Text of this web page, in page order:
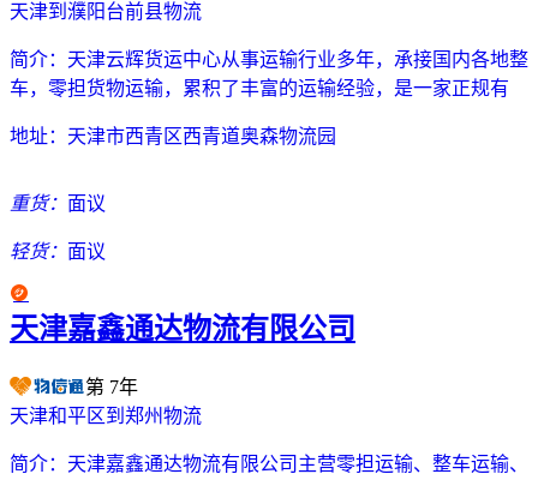
天津到濮阳台前县物流
简介： 天津云辉货运中心从事运输行业多年，承接国内各地整
车，零担货物运输，累积了丰富的运输经验，是一家正规有
地址： 天津市西青区西青道奥森物流园
重货： 面议
轻货： 面议
天津嘉鑫通达物流有限公司
第 7年
天津和平区到郑州物流
简介： 天津嘉鑫通达物流有限公司主营零担运输、整车运输、